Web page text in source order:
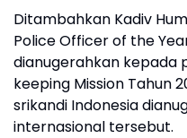
Ditambahkan Kadiv
Police Officer of the
dianugerahkan kepada
keeping Mission Tahun
srikandi Indonesia
internasional tersebut.